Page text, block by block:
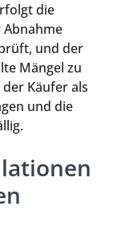
die
Abnahme
und der
Mängel zu
Käufer als
und die